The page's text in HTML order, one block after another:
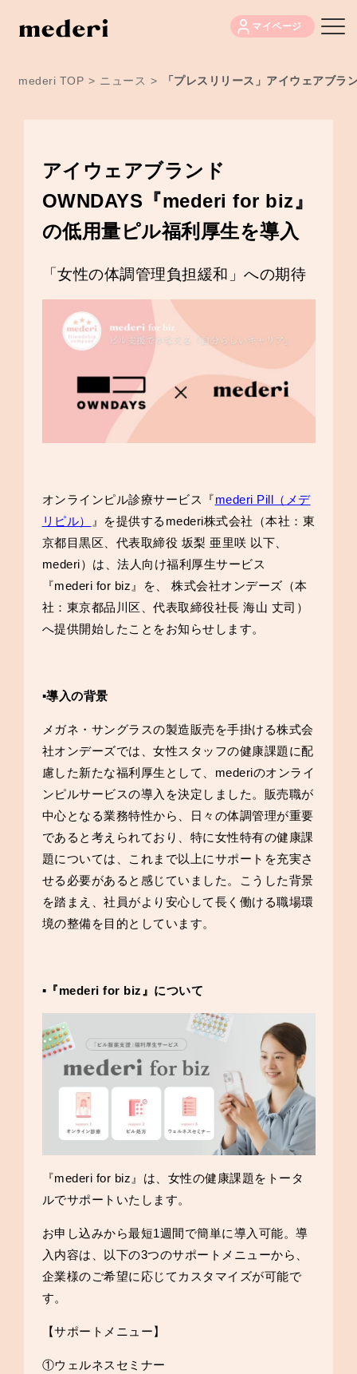
マイページ
mederi TOP > ニュース > 「プレスリリース」アイウェアブ
アイウェアブランド
OWNDAYS『mederi for biz』
の低用量ピル福利厚生を導入
「女性の体調管理負担緩和」への期待
オンラインピル診療サービス『mederi Pill（メデ
リピル）
』を提供するmederi株式会社（本社：東
京都目黒区、代表取締役 坂梨 亜里咲 以下、
mederi）は、 法人向け福利厚生サービス
『mederi for biz』を、 株式会社オンデーズ（本
社：東京都品川区、代表取締役社長 海山 丈司）
へ提供開始したことをお知らせします。
▪️導入の背景
メガネ・サングラスの製造販売を手掛ける株式会
社オンデーズでは、女性スタッフの健康課題に配
慮した新たな福利厚生として、mederiのオンライ
ンピルサービスの導入を決定しました。販売職が
中心となる業務特性から、日々の体調管理が重要
であると考えられており、特に女性特有の健康課
題については、これまで以上にサポートを充実さ
せる必要があると感じていました。こうした背景
を踏まえ、社員がより安心して長く働ける職場環
境の整備を目的としています。
▪️『mederi for biz』について
『mederi for biz』は、女性の健康課題をトータ
ルでサポートいたします。
お申し込みから最短1週間で簡単に導入可能。導
入内容は、以下の3つのサポートメニューから、
企業様のご希望に応じてカスタマイズが可能で
す。
【サポートメニュー】
①ウェルネスセミナー